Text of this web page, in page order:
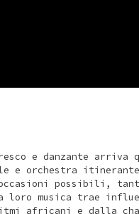
e danzante arriva
e orchestra
possibili,
loro musica trae
africani e dalla